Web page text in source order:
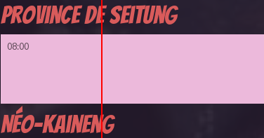
Province de Seitung
08:00
Néo-Kaineng